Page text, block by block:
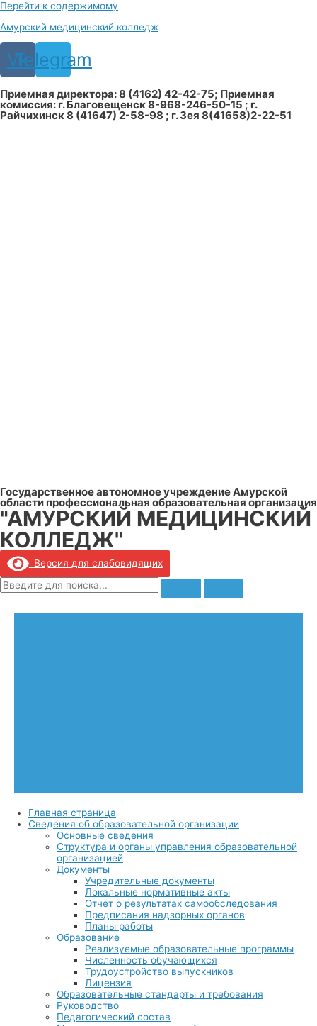
Перейти к содержимому
Амурский медицинский колледж
Vk
Telegram
Приемная директора: 8 (4162) 42-42-75; Приемная
комиссия: г. Благовещенск 8-968-246-50-15 ; г.
Райчихинск 8 (41647) 2-58-98 ; г. Зея 8(41658)2-22-51
Государственное автономное учреждение Амурской
области профессиональная образовательная организация
"АМУРСКИЙ МЕДИЦИНСКИЙ
КОЛЛЕДЖ"
Версия для слабовидящих
Главная страница
Сведения об образовательной организации
Основные сведения
Структура и органы управления образовательной
организацией
Документы
Учредительные документы
Локальные нормативные акты
Отчет о результатах самообследования
Предписания надзорных органов
Планы работы
Образование
Реализуемые образовательные программы
Численность обучающихся
Трудоустройство выпускников
Лицензия
Образовательные стандарты и требования
Руководство
Педагогический состав